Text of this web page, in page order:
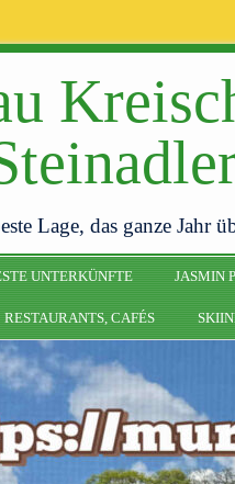
Lage, das ganze Jahr
UNTERKÜNFTE JASMIN
RESTAURANTS, CAFÉS